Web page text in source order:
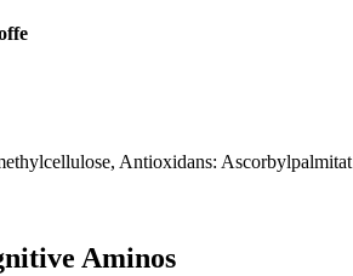
Antioxidans: Ascorbylpalmitat
Aminos